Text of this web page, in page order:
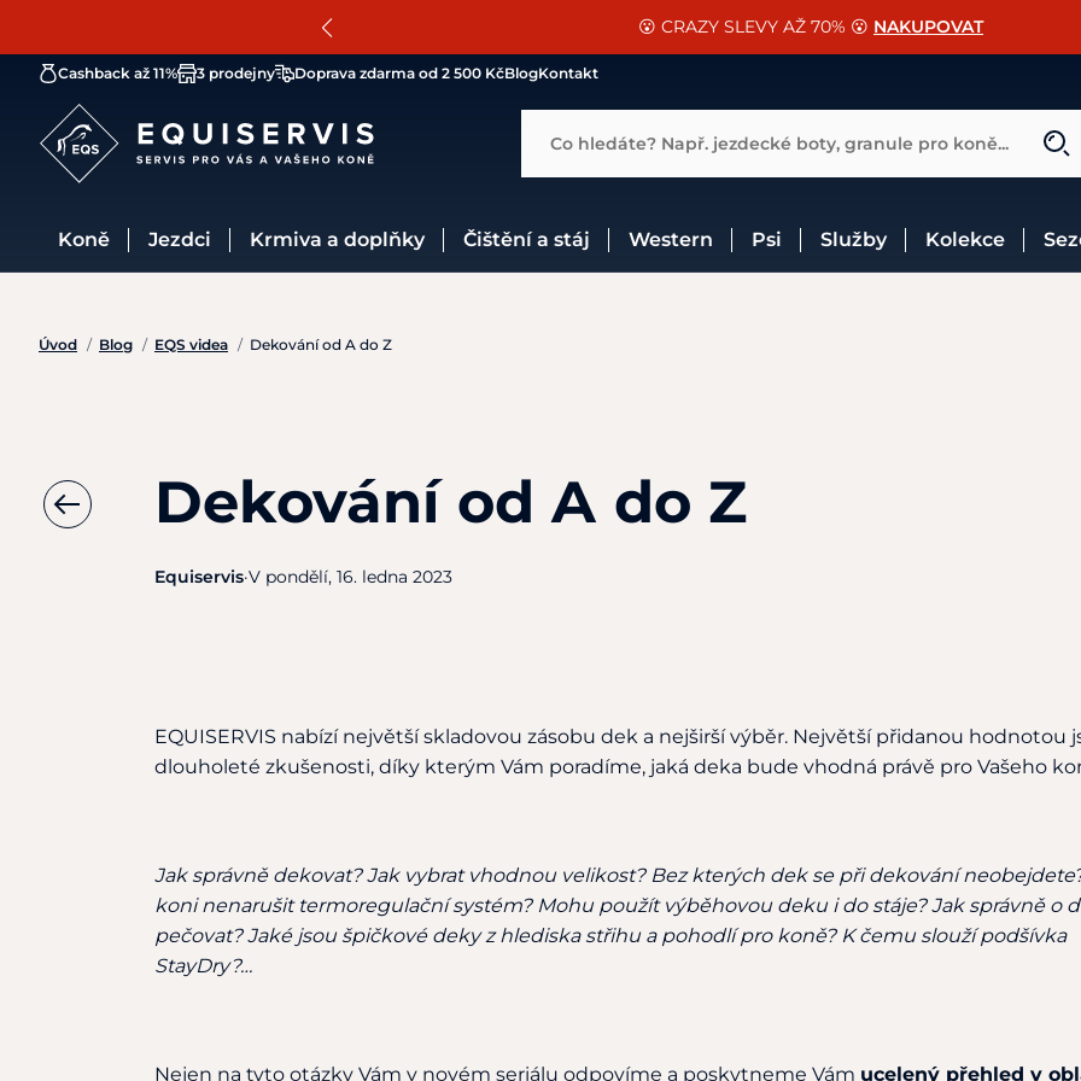
SLEVA 13% na vše od Cassini! CHCI SLEVU
😮 CRAZY SLEVY AŽ 70% 😮 NAKUPOVAT
📐Pasování a doplňky k vybraným sedlům ZDARMA 🐴
Cashback až 11% 3 prodejny Doprava zdarma od 2 500 KčBlogKontakt
Co hledáte? Např. jezdecké boty, granule pro koně...
Koně Jezdci Krmiva a doplňky Čištění a stáj Western Psi Služby Kolekce
Úvod / Blog / EQS videa / Dekování od A do Z
Dekování od A do Z
Equiservis·V pondělí, 16. ledna 2023
EQUISERVIS nabízí největší skladovou zásobu dek a nejširší výběr. Největší přidanou hodnotou
dlouholeté zkušenosti, díky kterým Vám poradíme, jaká deka bude vhodná právě pro Vašeho
Jak správně dekovat? Jak vybrat vhodnou velikost? Bez kterých dek se při dekování
koni nenarušit termoregulační systém? Mohu použít výběhovou deku i do stáje? Jak správně o
pečovat? Jaké jsou špičkové deky z hlediska střihu a pohodlí pro koně? K čemu slouží podšívka
StayDry?…
Nejen na tyto otázky Vám v novém seriálu odpovíme a poskytneme Vám ucelený přehled v